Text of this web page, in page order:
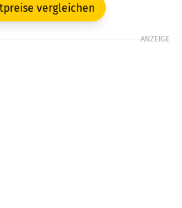
vergleichen
ANZEIGE